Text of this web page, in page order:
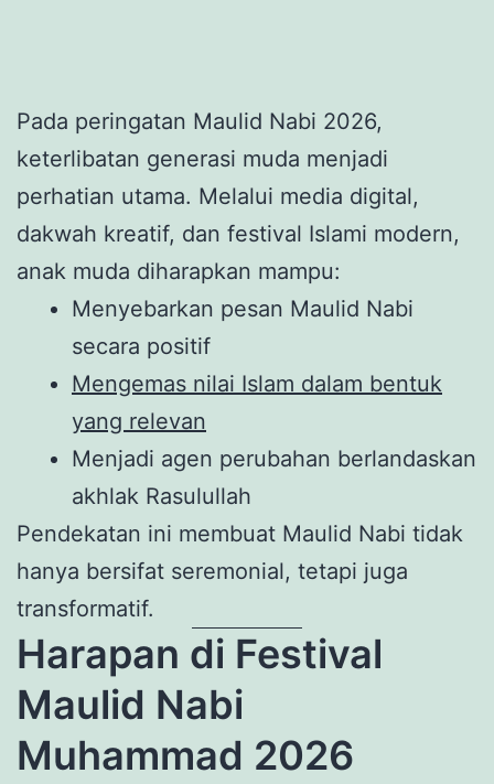
Pada peringatan Maulid Nabi 2026,
keterlibatan generasi muda menjadi
perhatian utama. Melalui media digital,
dakwah kreatif, dan festival Islami modern,
anak muda diharapkan mampu:
Menyebarkan pesan Maulid Nabi
secara positif
Mengemas nilai Islam dalam bentuk
yang relevan
Menjadi agen perubahan berlandaskan
akhlak Rasulullah
Pendekatan ini membuat Maulid Nabi tidak
hanya bersifat seremonial, tetapi juga
transformatif.
Harapan di Festival
Maulid Nabi
Muhammad 2026